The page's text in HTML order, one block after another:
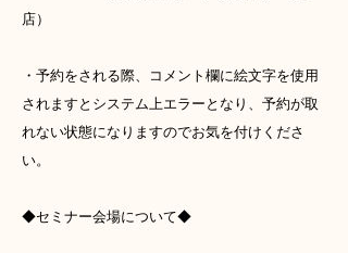
店）
・予約をされる際、コメント欄に絵文字を使用
されますとシステム上エラーとなり、予約が取
れない状態になりますのでお気を付けくださ
い。
◆セミナー会場について◆